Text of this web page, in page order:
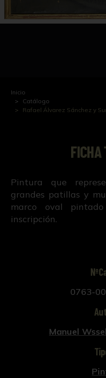
Inicio
Catálogo
Rafael Álvarez Sánchez y
FICHA
Pintura que
grandes patillas y
marco oval
inscripción.
0763-
Manuel